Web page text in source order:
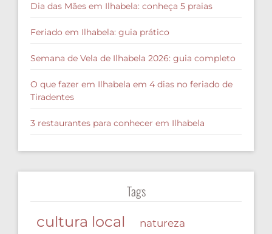
Dia das Mães em Ilhabela: conheça 5 praias
Feriado em Ilhabela: guia prático
Semana de Vela de Ilhabela 2026: guia completo
O que fazer em Ilhabela em 4 dias no feriado de
Tiradentes
3 restaurantes para conhecer em Ilhabela
Tags
cultura local natureza